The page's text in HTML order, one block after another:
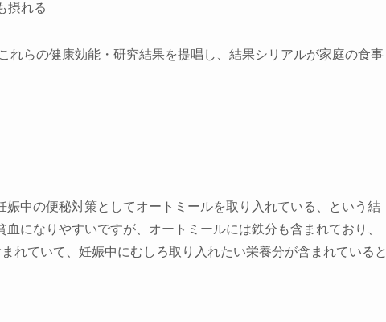
摂れる
れらの健康効能・研究結果を提唱し、結果シリアルが家庭の食事
娠中の便秘対策としてオートミールを取り入れている
、という結
になりやすいですが、 オートミールには鉄分も含まれており、
れていて、妊娠中にむしろ取り入れたい栄養分が含まれていると